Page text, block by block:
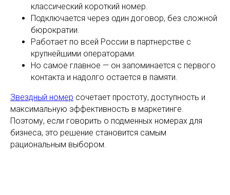
классический короткий номер.
Подключается через один договор, без сложной
бюрократии.
Работает по всей России в партнерстве с
крупнейшими операторами.
Но самое главное — он запоминается с первого
контакта и надолго остается в памяти.
Звездный номер сочетает простоту, доступность и
максимальную эффективность в маркетинге.
Поэтому, если говорить о подменных номерах для
бизнеса, это решение становится самым
рациональным выбором.